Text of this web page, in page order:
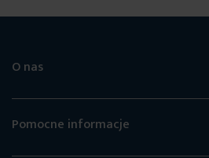
O nas
Pomocne informacje